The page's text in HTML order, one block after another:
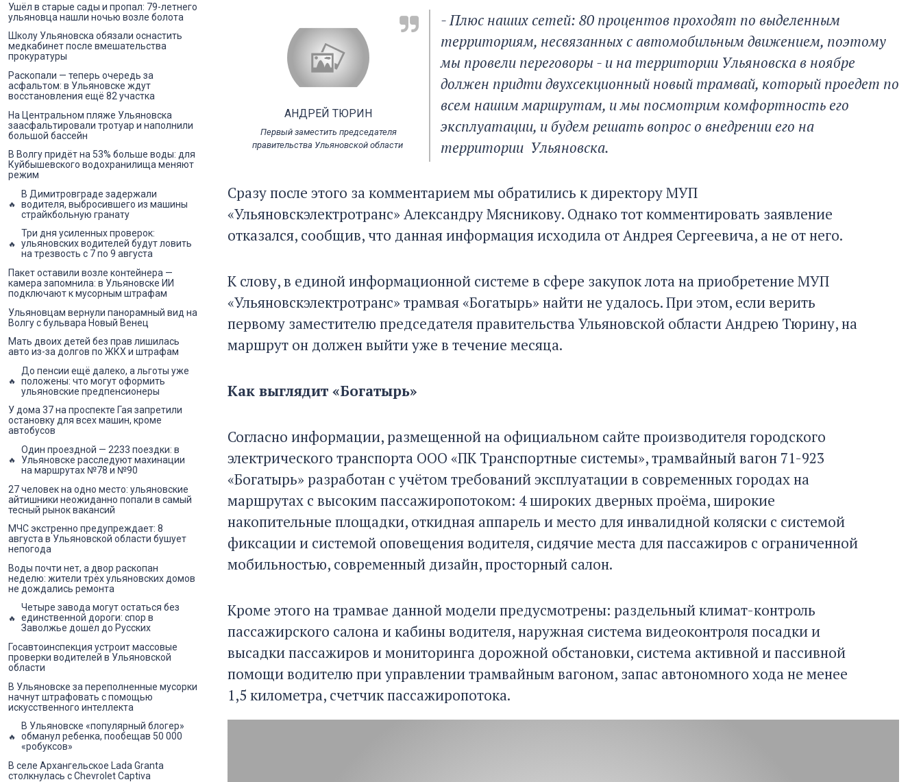
АНДРЕЙ ТЮРИН
Первый заместить председателя
правительства Ульяновской области
- Плюс наших сетей: 80 процентов проходят по выделенным
территориям, несвязанных с автомобильным движением, поэтому
мы провели переговоры - и на территории Ульяновска в ноябре
должен придти двухсекционный новый трамвай, который проедет по
всем нашим маршрутам, и мы посмотрим комфортность его
эксплуатации, и будем решать вопрос о внедрении его на
территории Ульяновска.
Сразу после этого за комментарием мы обратились к директору МУП
«Ульяновскэлектротранс» Александру Мясникову. Однако тот комментировать заявление
отказался, сообщив, что данная информация исходила от Андрея Сергеевича, а не от него.
К слову, в единой информационной системе в сфере закупок лота на приобретение МУП
«Ульяновскэлектротранс» трамвая «Богатырь» найти не удалось. При этом, если верить
первому заместителю председателя правительства Ульяновской области Андрею Тюрину, на
маршрут он должен выйти уже в течение месяца.
Как выглядит «Богатырь»
Согласно информации, размещенной на официальном сайте производителя городского
электрического транспорта ООО «ПК Транспортные системы», трамвайный вагон 71-923
«Богатырь» разработан с учётом требований эксплуатации в современных городах на
маршрутах с высоким пассажиропотоком: 4 широких дверных проёма, широкие
накопительные площадки, откидная аппарель и место для инвалидной коляски с системой
фиксации и системой оповещения водителя, сидячие места для пассажиров с ограниченной
мобильностью, современный дизайн, просторный салон.
Кроме этого на трамвае данной модели предусмотрены: раздельный климат-контроль
пассажирского салона и кабины водителя, наружная система видеоконтроля посадки и
высадки пассажиров и мониторинга дорожной обстановки, система активной и пассивной
помощи водителю при управлении трамвайным вагоном, запас автономного хода не менее
1,5 километра, счетчик пассажиропотока.
Ушёл в старые сады и пропал: 79-летнего
ульяновца нашли ночью возле болота
Школу Ульяновска обязали оснастить
медкабинет после вмешательства
прокуратуры
Раскопали — теперь очередь за
асфальтом: в Ульяновске ждут
восстановления ещё 82 участка
На Центральном пляже Ульяновска
заасфальтировали тротуар и наполнили
большой бассейн
В Волгу придёт на 53% больше воды: для
Куйбышевского водохранилища меняют
режим
В Димитровграде задержали
водителя, выбросившего из машины
страйкбольную гранату
Три дня усиленных проверок:
ульяновских водителей будут ловить
на трезвость с 7 по 9 августа
Пакет оставили возле контейнера —
камера запомнила: в Ульяновске ИИ
подключают к мусорным штрафам
Ульяновцам вернули панорамный вид на
Волгу с бульвара Новый Венец
Мать двоих детей без прав лишилась
авто из-за долгов по ЖКХ и штрафам
До пенсии ещё далеко, а льготы уже
положены: что могут оформить
ульяновские предпенсионеры
У дома 37 на проспекте Гая запретили
остановку для всех машин, кроме
автобусов
Один проездной — 2233 поездки: в
Ульяновске расследуют махинации
на маршрутах №78 и №90
27 человек на одно место: ульяновские
айтишники неожиданно попали в самый
тесный рынок вакансий
МЧС экстренно предупреждает: 8
августа в Ульяновской области бушует
непогода
Воды почти нет, а двор раскопан
неделю: жители трёх ульяновских домов
не дождались ремонта
Четыре завода могут остаться без
единственной дороги: спор в
Заволжье дошёл до Русских
Госавтоинспекция устроит массовые
проверки водителей в Ульяновской
области
В Ульяновске за переполненные мусорки
начнут штрафовать с помощью
искусственного интеллекта
В Ульяновске «популярный блогер»
обманул ребенка, пообещав 50 000
«робуксов»
В селе Архангельское Lada Granta
столкнулась с Chevrolet Captiva